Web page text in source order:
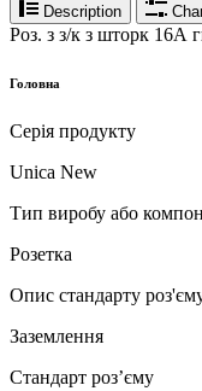
Description
Роз. з з/к з шторк 16А
Головна
Серія продукту
Unica New
Тип виробу або
Розетка
Опис стандарту
Заземлення
Стандарт роз’єму